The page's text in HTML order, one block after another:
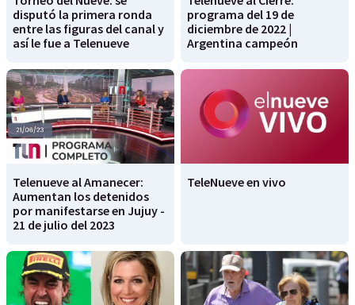
disputó la primera ronda
entre las figuras del canal y
así le fue a Telenueve
programa del 19 de
diciembre de 2022 |
Argentina campeón
Telenueve al Amanecer:
Aumentan los detenidos
por manifestarse en Jujuy -
21 de julio del 2023
TeleNueve en vivo